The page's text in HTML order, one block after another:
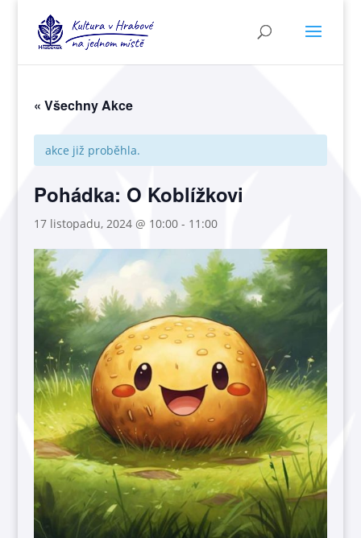
« Všechny Akce
akce již proběhla.
Pohádka: O Koblížkovi
17 listopadu, 2024 @ 10:00 - 11:00